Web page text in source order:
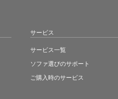
サービス
サービス一覧
ソファ選びのサポート
ご購入時のサービス